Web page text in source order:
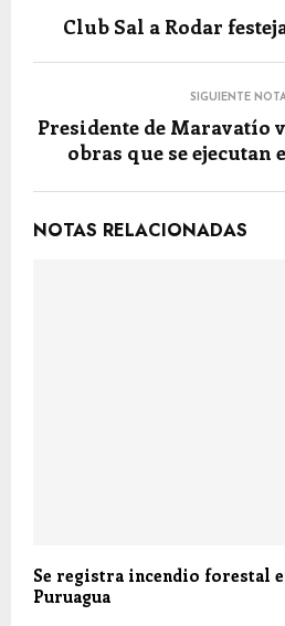
Club Sal a Rodar
SIGUIENTE
Presidente de Maravatío
obras que se
NOTAS RELACIONADAS
Se registra incendio forestal
Puruagua